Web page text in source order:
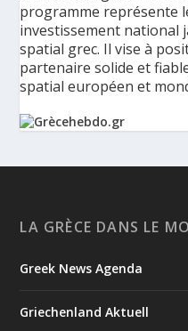
programme représente
investissement national
spatial grec. Il vise à
partenaire solide et
spatial européen et
350 millions d’euros
l’Intelligence artificielle a
la Grèce, une initiative de
LA GRÈCE DANS LE
Greek News Agenda
Griechenland Aktuell